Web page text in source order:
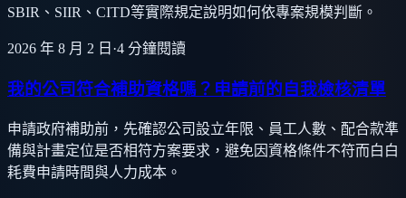
SBIR、SIIR、CITD等實際規定說明如何依專案規模判斷。
2026 年 8 月 2 日 ·4 分鐘閱讀
我的公司符合補助資格嗎？申請前的自我檢核清單
申請政府補助前，先確認公司設立年限、員工人數、配合款準
備與計畫定位是否相符方案要求，避免因資格條件不符而白白
耗費申請時間與人力成本。